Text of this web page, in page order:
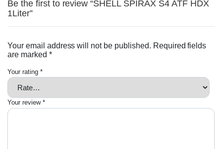
Be the first to review “SHELL SPIRAX S4 ATF HDX
1Liter”
Your email address will not be published. Required fields
are marked *
Your rating *
Your review *